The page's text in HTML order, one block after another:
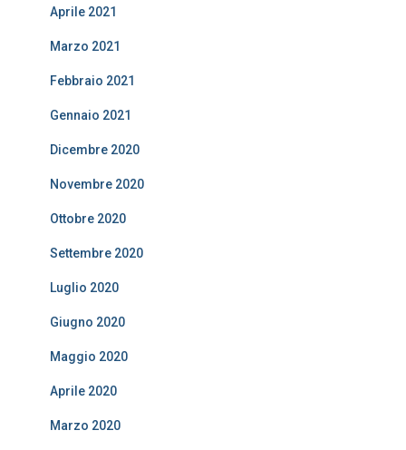
Aprile 2021
Marzo 2021
Febbraio 2021
Gennaio 2021
Dicembre 2020
Novembre 2020
Ottobre 2020
Settembre 2020
Luglio 2020
Giugno 2020
Maggio 2020
Aprile 2020
Marzo 2020